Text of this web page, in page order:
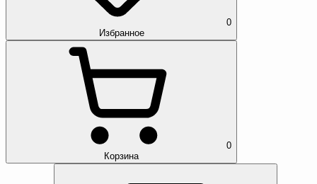
0
Избранное
0
Корзина